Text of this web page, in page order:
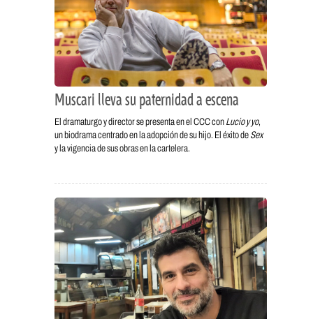
Muscari lleva su paternidad a escena
El dramaturgo y director se presenta en el CCC con Lucio y yo,
un biodrama centrado en la adopción de su hijo. El éxito de Sex
y la vigencia de sus obras en la cartelera.